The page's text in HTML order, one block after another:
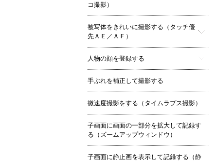
コ撮影）
被写体をきれいに撮影する（タッチ優
先ＡＥ／ＡＦ）
人物の顔を登録する
手ぶれを補正して撮影する
微速度撮影をする（タイムラプス撮影）
子画面に画面の一部分を拡大して記録す
る（ズームアップウィンドウ）
子画面に静止画を表示して記録する（静